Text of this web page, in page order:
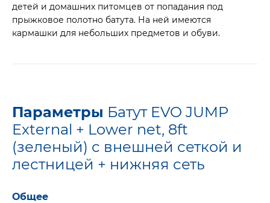
детей и домашних питомцев от попадания под
прыжковое полотно батута. На ней имеются
кармашки для небольших предметов и обуви.
Параметры Батут EVO JUMP
External + Lower net, 8ft
(зеленый) с внешней сеткой и
лестницей + нижняя сеть
Общее